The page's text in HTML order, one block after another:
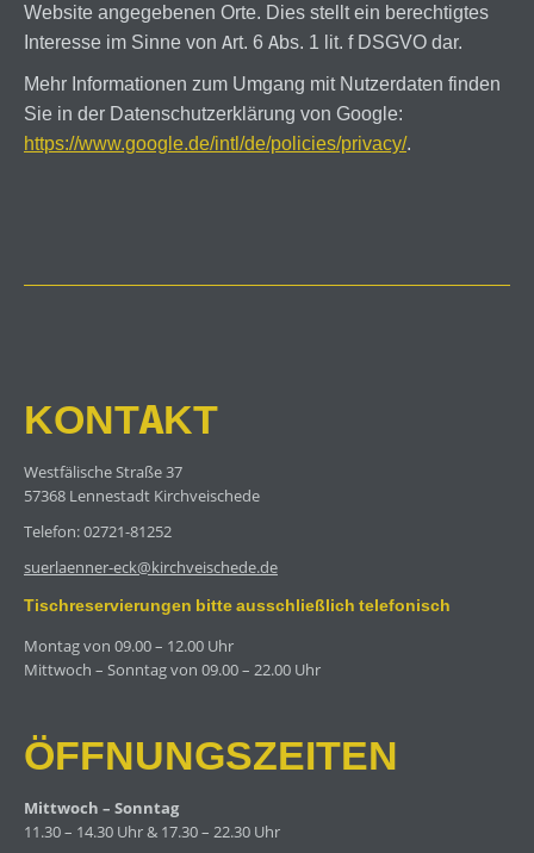
Website angegebenen Orte. Dies stellt ein berechtigtes
Interesse im Sinne von Art. 6 Abs. 1 lit. f DSGVO dar.
Mehr Informationen zum Umgang mit Nutzerdaten finden
Sie in der Datenschutzerklärung von Google:
https://www.google.de/intl/de/policies/privacy/.
KONTAKT
Westfälische Straße 37
57368 Lennestadt Kirchveischede
Telefon: 02721-81252
suerlaenner-eck@kirchveischede.de
Tischreservierungen bitte ausschließlich telefonisch
Montag von 09.00 – 12.00 Uhr
Mittwoch – Sonntag von 09.00 – 22.00 Uhr
ÖFFNUNGSZEITEN
Mittwoch – Sonntag
11.30 – 14.30 Uhr & 17.30 – 22.30 Uhr